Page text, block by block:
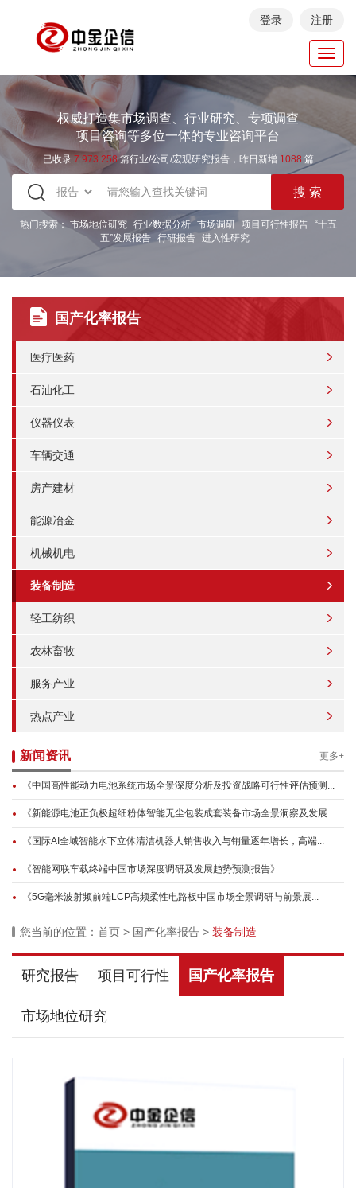
登录 注册
权威打造集市场调查、行业研究、专项调查
项目咨询等多位一体的专业咨询平台
已收录 7.973.258篇行业/公司/宏观研究报告，昨日新增 1088 篇
热门搜索： 市场地位研究 行业数据分析 市场调研 项目可行性报告
“十五
五”发展报告 行研报告 进入性研究
国产化率报告
医疗医药
石油化工
仪器仪表
车辆交通
房产建材
能源冶金
机械机电
装备制造
轻工纺织
农林畜牧
服务产业
热点产业
新闻资讯 更多+
《中国高性能动力电池系统市场全景深度分析及投资战略可行性评估预测...
《新能源电池正负极超细粉体智能无尘包装成套装备市场全景洞察及发展...
《国际AI全域智能水下立体清洁机器人销售收入与销量逐年增长，高端...
《智能网联车载终端中国市场深度调研及发展趋势预测报告》
《5G毫米波射频前端LCP高频柔性电路板中国市场全景调研与前景展...
您当前的位置： 首页 > 国产化率报告 > 装备制造
研究报告 项目可行性 国产化率报告
市场地位研究